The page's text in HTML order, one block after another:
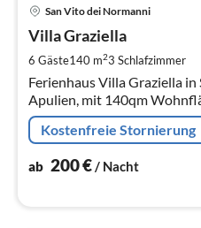
San Vito dei Normanni
Villa Graziella
6 Gäste140 m23 Schlafzimmer
Ferienhaus Villa Graziella in
Apulien, mit 140qm
Platz für 6 Personen.
Kostenfreie Stornierung
ab 200€/ Nacht